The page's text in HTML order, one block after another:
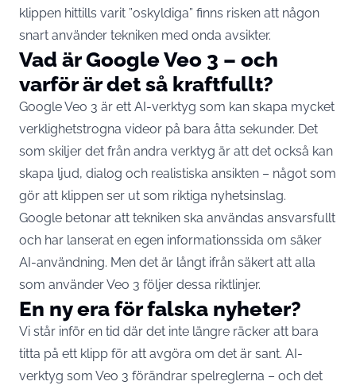
klippen hittills varit ”oskyldiga” finns risken att någon
snart använder tekniken med onda avsikter.
Vad är Google Veo 3 – och
varför är det så kraftfullt?
Google Veo 3 är ett AI-verktyg som kan skapa mycket
verklighetstrogna videor på bara åtta sekunder. Det
som skiljer det från andra verktyg är att det också kan
skapa ljud, dialog och realistiska ansikten – något som
gör att klippen ser ut som riktiga nyhetsinslag.
Google betonar att tekniken ska användas ansvarsfullt
och har lanserat en egen informationssida om säker
AI-användning. Men det är långt ifrån säkert att alla
som använder Veo 3 följer dessa riktlinjer.
En ny era för falska nyheter?
Vi står inför en tid där det inte längre räcker att bara
titta på ett klipp för att avgöra om det är sant. AI-
verktyg som Veo 3 förändrar spelreglerna – och det